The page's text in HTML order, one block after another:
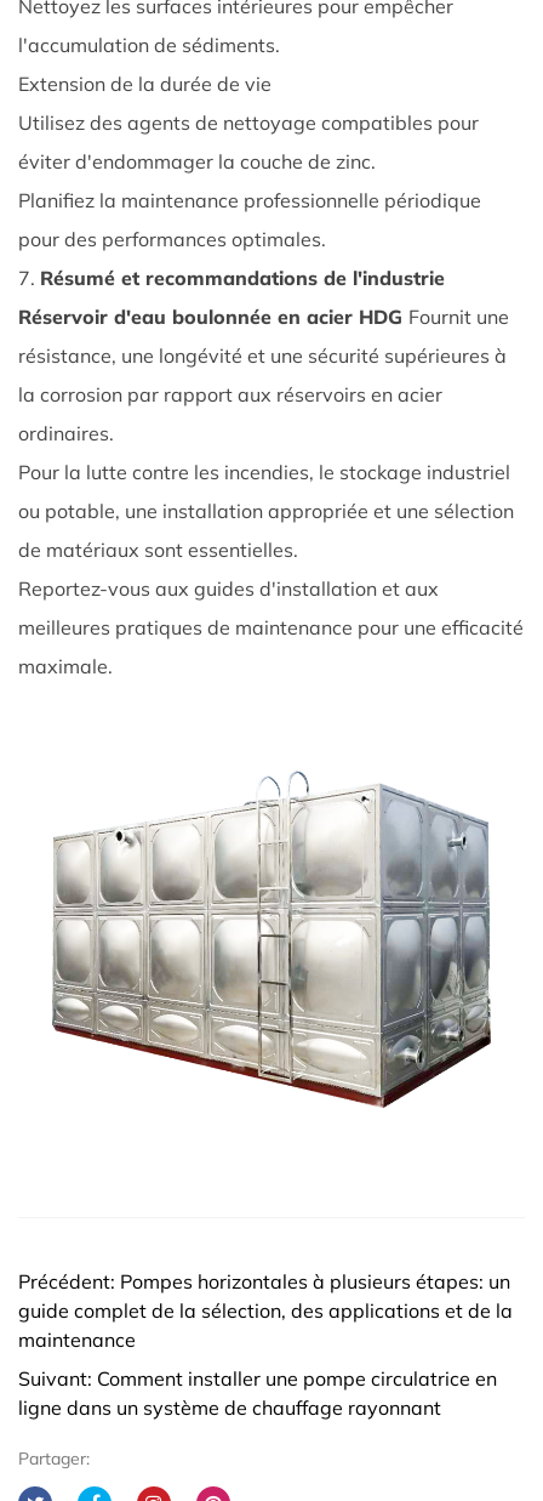
5
5.
Sélection
de
du
réservoir
d'eau
HDG
modulaire
Calcul
de
la
capacité
5.2
5.3
Considérations
d'espace
Conseils
d'entretien
d'utilisation
long
de
la
durée
de
vie
7
7.
Nettoyez les surfaces intérieures pour empêcher
l'accumulation de sédiments.
Extension de la durée de vie
Utilisez des agents de nettoyage compatibles pour
éviter d'endommager la couche de zinc.
Planifiez la maintenance professionnelle périodique
pour des performances optimales.
7. Résumé et recommandations de l'industrie
Réservoir d'eau boulonnée en acier HDG Fournit une
résistance, une longévité et une sécurité supérieures à
la corrosion par rapport aux réservoirs en acier
ordinaires.
Pour la lutte contre les incendies, le stockage industriel
ou potable, une installation appropriée et une sélection
de matériaux sont essentielles.
Reportez-vous aux guides d'installation et aux
meilleures pratiques de maintenance pour une efficacité
maximale.
Précédent: Pompes horizontales à plusieurs étapes: un
guide complet de la sélection, des applications et de la
maintenance
Suivant: Comment installer une pompe circulatrice en
ligne dans un système de chauffage rayonnant
Partager: